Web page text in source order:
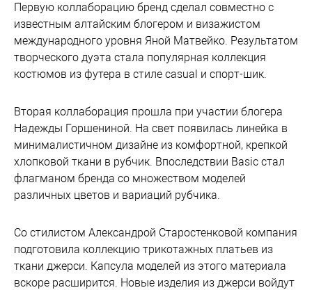
Первую коллаборацию бренд сделал совместно с
известным алтайским блогером и визажистом
международного уровня Яной Матвейко. Результатом
творческого дуэта стала популярная коллекция
костюмов из футера в стиле сasual и спорт-шик.
Вторая коллаборация прошла при участии блогера
Надежды Горшениной. На свет появилась линейка в
минималистичном дизайне из комфортной, крепкой
хлопковой ткани в рубчик. Впоследствии Basic стал
флагманом бренда со множеством моделей
различных цветов и вариаций рубчика.
Со стилистом Александрой Старостенковой компания
подготовила коллекцию трикотажных платьев из
ткани джерси. Капсула моделей из этого материала
вскоре расширится. Новые изделия из джерси войдут